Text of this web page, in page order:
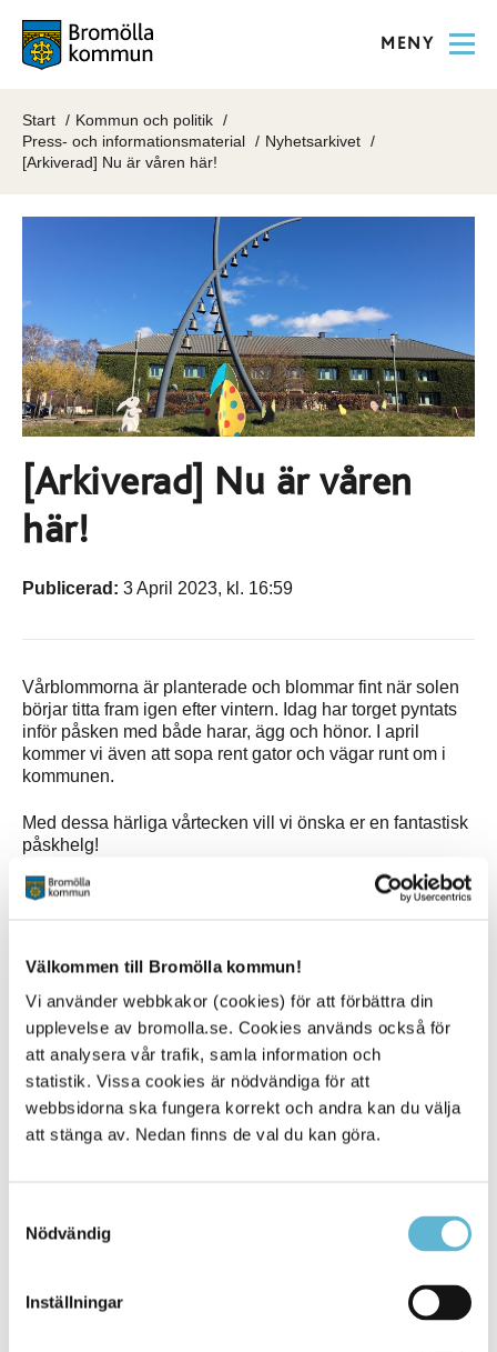
Välkommen till Bromölla kommun!
Vi använder webbkakor (cookies) för att förbättra din
upplevelse av bromolla.se. Cookies används också för
att analysera vår trafik, samla information och
statistik. Vissa cookies är nödvändiga för att
webbsidorna ska fungera korrekt och andra kan du välja
att stänga av. Nedan finns de val du kan göra.
Nödvändig
Inställningar
MENY
Start
Kommun och politik
Press- och informationsmaterial
Nyhetsarkivet
[Arkiverad] Nu är våren här!
[Arkiverad] Nu är våren
här!
Publicerad: 3 April 2023, kl. 16:59
Vårblommorna är planterade och blommar fint när solen
börjar titta fram igen efter vintern. Idag har torget pyntats
inför påsken med både harar, ägg och hönor. I april
kommer vi även att sopa rent gator och vägar runt om i
kommunen.
Med dessa härliga vårtecken vill vi önska er en fantastisk
påskhelg!
Tipsa och dela sidan
Kommentera